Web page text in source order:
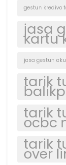
gestun kredivo
jasa
kartu
jasa gestun
tarik
tarik
ocbc
tarik
over